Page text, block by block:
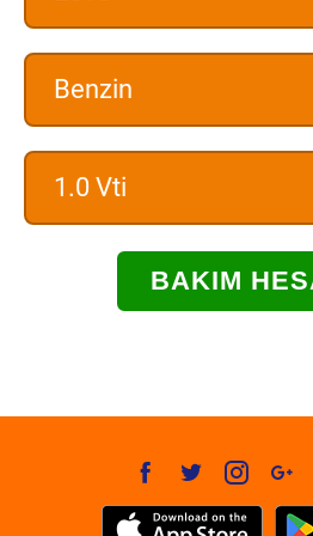
Benzin
1.0 Vti
BAKIM